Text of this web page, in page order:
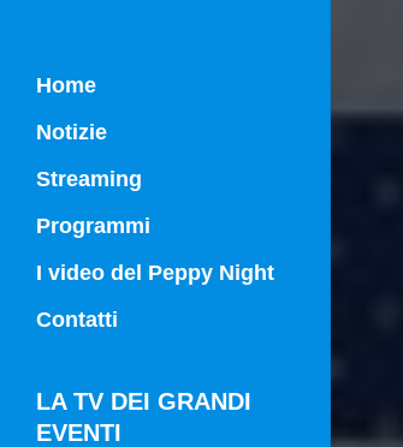
Home
Notizie
Streaming
Programmi
Campania Sport
I video del Peppy Night
Contatti
LA TV DEI GRANDI
EVENTI